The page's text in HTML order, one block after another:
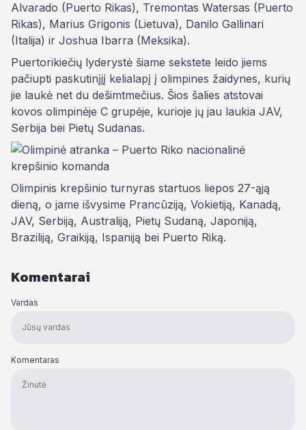
Alvarado (Puerto Rikas), Tremontas Watersas (Puerto
Rikas), Marius Grigonis (Lietuva), Danilo Gallinari
(Italija) ir Joshua Ibarra (Meksika).
Puertorikiečių lyderystė šiame sekstete leido jiems
pačiupti paskutinįjį kelialapį į olimpines žaidynes, kurių
jie laukė net du dešimtmečius. Šios šalies atstovai
kovos olimpinėje C grupėje, kurioje jų jau laukia JAV,
Serbija bei Pietų Sudanas.
Olimpinis krepšinio turnyras startuos liepos 27-ąją
dieną, o jame išvysime Prancūziją, Vokietiją, Kanadą,
JAV, Serbiją, Australiją, Pietų Sudaną, Japoniją,
Braziliją, Graikiją, Ispaniją bei Puerto Riką.
Komentarai
Vardas
Komentaras